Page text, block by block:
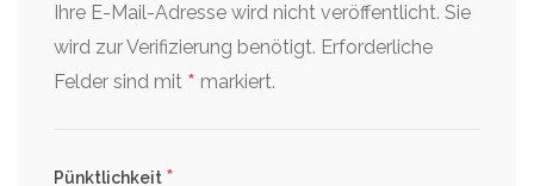
Ihre E-Mail-Adresse wird nicht veröffentlicht. Sie
wird zur Verifizierung benötigt. Erforderliche
Felder sind mit * markiert.
Pünktlichkeit *